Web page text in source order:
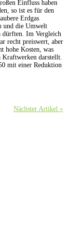
Einfluss haben
so ist es für den
Erdgas
und die Umwelt
dürften. Im Vergleich
recht preiswert, aber
hohe Kosten, was
Kraftwerken darstellt.
mit einer Reduktion
Nächster Artikel »